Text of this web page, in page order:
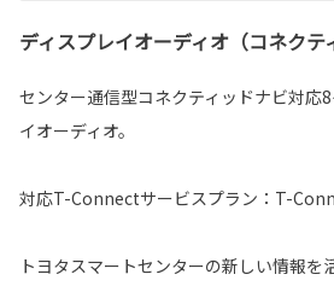
ディスプレイオーディオ（コネクテ
センター通信型コネクティッドナビ対応
イオーディオ。
対応T-Connectサービスプラン：T-
トヨタスマートセンターの新しい情報を